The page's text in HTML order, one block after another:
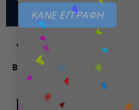
ΚΑΝΕ ΕΓΓΡΑΦΗ
Yu-Gi-Oh! Duel Monsters
Chronicle Αγαλματίδιο
Blue Eyes Ultimate Dragon
(14 cm)
94,99
ΔΙΑΒΆΣΤΕ ΠΕΡΙΣΣΌΤΕΡΑ